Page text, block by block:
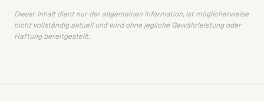
Dieser Inhalt dient nur der allgemeinen Information, ist möglicherweise
nicht vollständig aktuell und wird ohne jegliche Gewährleistung oder
Haftung bereitgestellt.